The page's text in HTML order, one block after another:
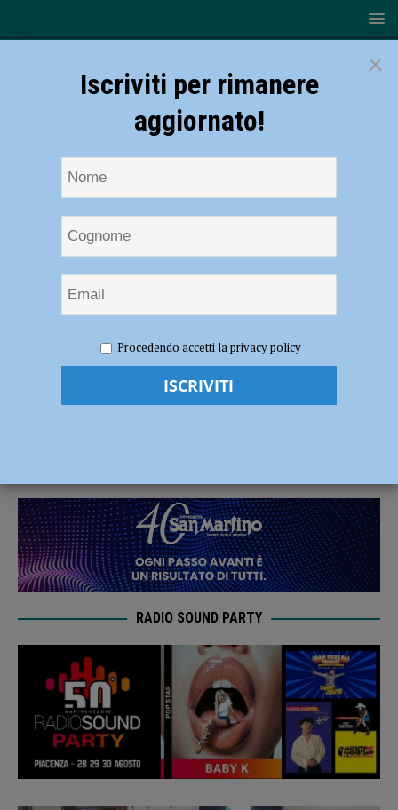
i nuovi percorsi formativi
Donne e lavoro, al via i nuovi percorsi
RADIO SOUND PARTY
×
Iscriviti per rimanere
aggiornato!
Procedendo accetti la privacy policy